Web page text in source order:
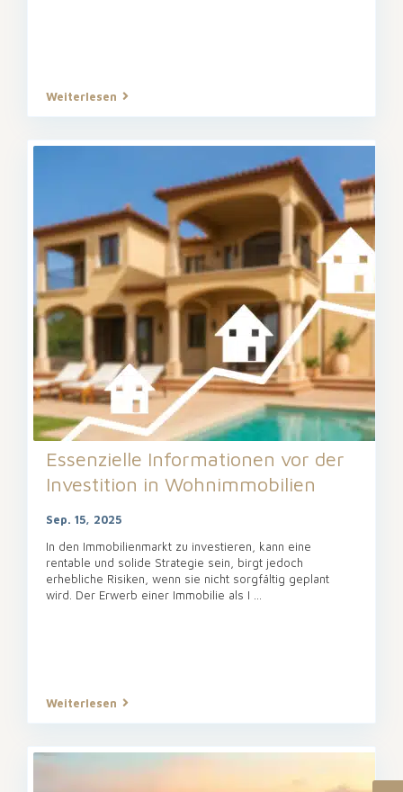
Weiterlesen
Essenzielle Informationen vor der
Investition in Wohnimmobilien
Sep. 15, 2025
In den Immobilienmarkt zu investieren, kann eine
rentable und solide Strategie sein, birgt jedoch
erhebliche Risiken, wenn sie nicht sorgfältig geplant
wird. Der Erwerb einer Immobilie als I
Weiterlesen